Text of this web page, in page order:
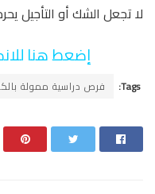
لا تجعل الشك أو التأجيل
إضعط هنا
Tags: فرص دراسية ممولة